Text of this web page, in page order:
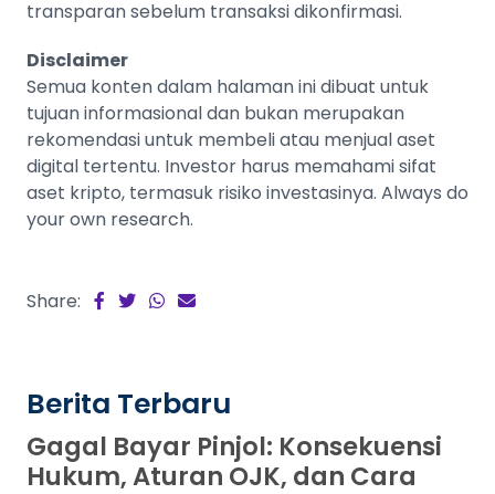
transparan sebelum transaksi dikonfirmasi.
Disclaimer
Semua konten dalam halaman ini dibuat untuk
tujuan informasional dan bukan merupakan
rekomendasi untuk membeli atau menjual aset
digital tertentu. Investor harus memahami sifat
aset kripto, termasuk risiko investasinya. Always do
your own research.
Share:
Berita Terbaru
Gagal Bayar Pinjol: Konsekuensi
Hukum, Aturan OJK, dan Cara